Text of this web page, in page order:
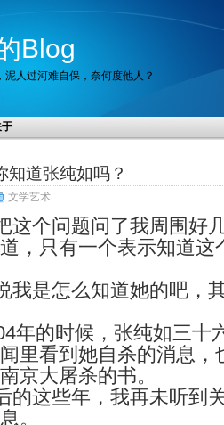
Blog
泥人过河难自保，奈何度他人？
于
知道张纯如吗？
文学艺术
这个问题问了我周围好
，只有一个表示知道这
我是怎么知道她的吧，
年的时候，张纯如三十
里看到她自杀的消息，
京大屠杀的书。
的这些年，我再未听到
。